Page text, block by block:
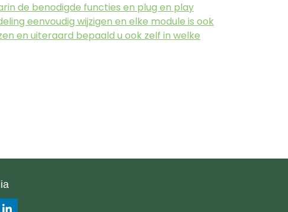
de benodigde functies en plug en play
eenvoudig wijzigen en elke module is ook
en uiteraard bepaald u ook zelf in welke